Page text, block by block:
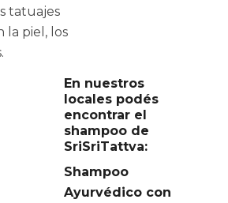
tatuajes
la piel, los
En nuestros
locales podés
encontrar el
shampoo de
SriSriTattva:
Shampoo
Ayurvédico con